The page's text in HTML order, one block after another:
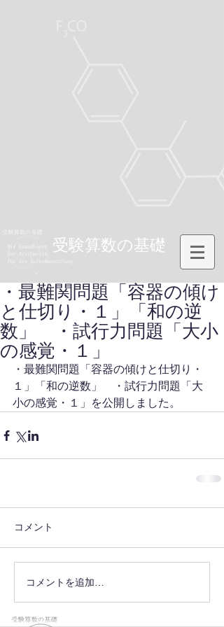
受験算数の基礎
・最難関問題「容器の傾け
と仕切り・１」「和の逆
数」 ・試行力問題「大小
の感覚・１」
・最難関問題「容器の傾けと仕切り・
１」「和の逆数」　・試行力問題「大
小の感覚・１」を公開しました。
コメント
コメントを追加…